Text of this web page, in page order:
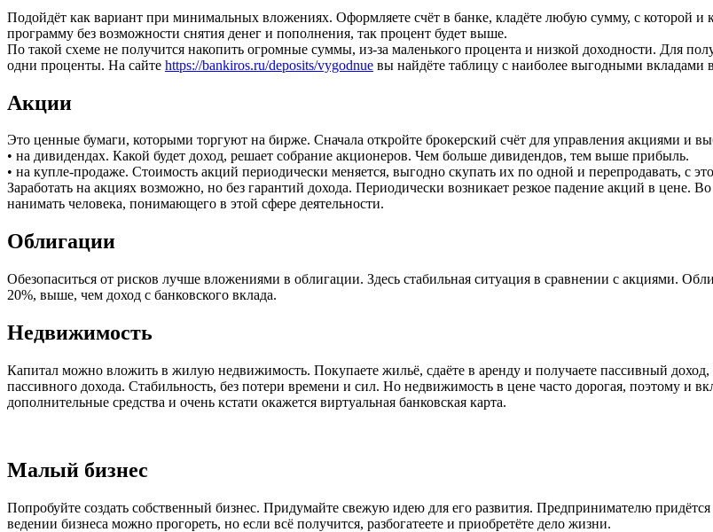
Подойдёт как вариант при минимальных вложениях. Оформляете счёт в банке, кладёте любую сумму, с которой
программу без возможности снятия денег и пополнения, так процент будет выше.
По такой схеме не получится накопить огромные суммы, из-за маленького процента и низкой доходности. Для
одни проценты. На сайте https://bankiros.ru/deposits/vygodnue вы найдёте таблицу с наиболее выгодными вкладами
Акции
Это ценные бумаги, которыми торгуют на бирже. Сначала откройте брокерский счёт для управления акциями и
• на дивидендах. Какой будет доход, решает собрание акционеров. Чем больше дивидендов, тем выше прибыль.
• на купле-продаже. Стоимость акций периодически меняется, выгодно скупать их по одной и перепродавать, с
Заработать на акциях возможно, но без гарантий дохода. Периодически возникает резкое падение акций в
нанимать человека, понимающего в этой сфере деятельности.
Облигации
Обезопаситься от рисков лучше вложениями в облигации. Здесь стабильная ситуация в сравнении с акциями.
20%, выше, чем доход с банковского вклада.
Недвижимость
Капитал можно вложить в жилую недвижимость. Покупаете жильё, сдаёте в аренду и получаете пассивный
пассивного дохода. Стабильность, без потери времени и сил. Но недвижимость в цене часто дорогая, поэтому и
дополнительные средства и очень кстати окажется виртуальная банковская карта.
Малый бизнес
Попробуйте создать собственный бизнес. Придумайте свежую идею для его развития. Предпринимателю
ведении бизнеса можно прогореть, но если всё получится, разбогатеете и приобретёте дело жизни.